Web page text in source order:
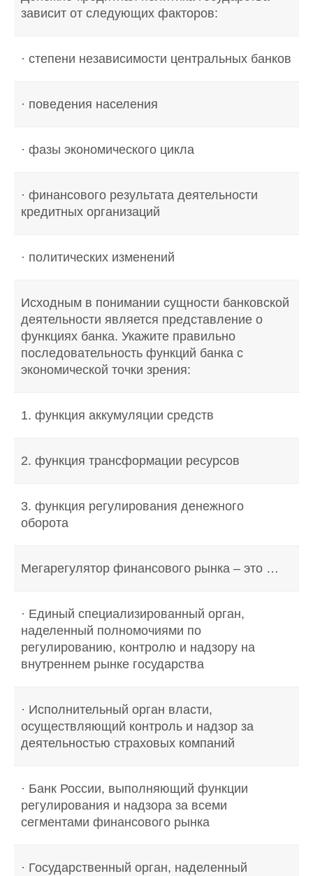
зависит от следующих факторов:
· степени независимости центральных банков
· поведения населения
· фазы экономического цикла
· финансового результата деятельности
кредитных организаций
· политических изменений
Исходным в понимании сущности банковской
деятельности является представление о
функциях банка. Укажите правильно
последовательность функций банка с
экономической точки зрения:
1. функция аккумуляции средств
2. функция трансформации ресурсов
3. функция регулирования денежного
оборота
Мегарегулятор финансового рынка – это …
· Единый специализированный орган,
наделенный полномочиями по
регулированию, контролю и надзору на
внутреннем рынке государства
· Исполнительный орган власти,
осуществляющий контроль и надзор за
деятельностью страховых компаний
· Банк России, выполняющий функции
регулирования и надзора за всеми
сегментами финансового рынка
· Государственный орган, наделенный